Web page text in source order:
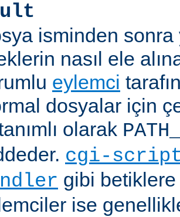
isminden
nasıl ele
eylemci
dosyalar için
olarak
cgi-
gibi
ise